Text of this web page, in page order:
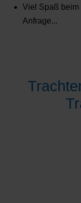
Viel Spaß beim
Anfrage...